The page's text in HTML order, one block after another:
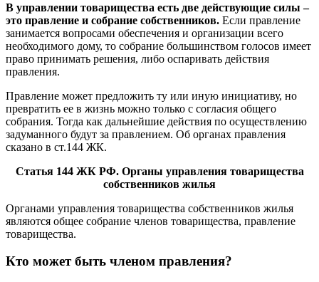
В управлении товарищества есть две действующие силы –
это правление и собрание собственников. Если правление
занимается вопросами обеспечения и организации всего
необходимого дому, то собрание большинством голосов имеет
право принимать решения, либо оспаривать действия
правления.
Правление может предложить ту или иную инициативу, но
превратить ее в жизнь можно только с согласия общего
собрания. Тогда как дальнейшие действия по осуществлению
задуманного будут за правлением. Об органах правления
сказано в ст.144 ЖК.
Статья 144 ЖК РФ. Органы управления товарищества
собственников жилья
Органами управления товарищества собственников жилья
являются общее собрание членов товарищества, правление
товарищества.
Кто может быть членом правления?